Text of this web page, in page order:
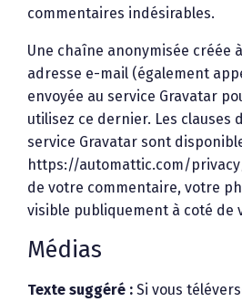
commentaires indésirables.
Une chaîne anonymisée créée
adresse e-mail (également
envoyée au service Gravatar
utilisez ce dernier. Les clauses
service Gravatar sont
https://automattic.com/
de votre commentaire, votre
visible publiquement à coté de
Médias
Texte suggéré :Si vous